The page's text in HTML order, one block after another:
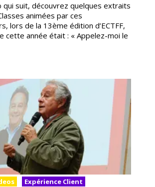
qui suit, découvrez quelques extraits
animées par ces
lors de la 13ème édition d’ECTFF,
cette année était : « Appelez-moi le
Expérience Client